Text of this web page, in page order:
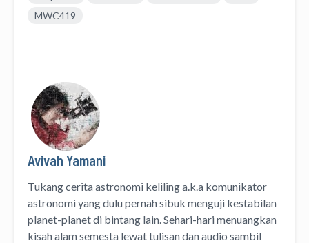
MWC419
Avivah Yamani
Tukang cerita astronomi kelilinga.k.a komunikator
astronomiyang dulu pernah sibuk menguji kestabilan
planet-planet di bintang lain. Sehari-hari menuangkan
kisah alam semesta lewattulisandanaudio sambil